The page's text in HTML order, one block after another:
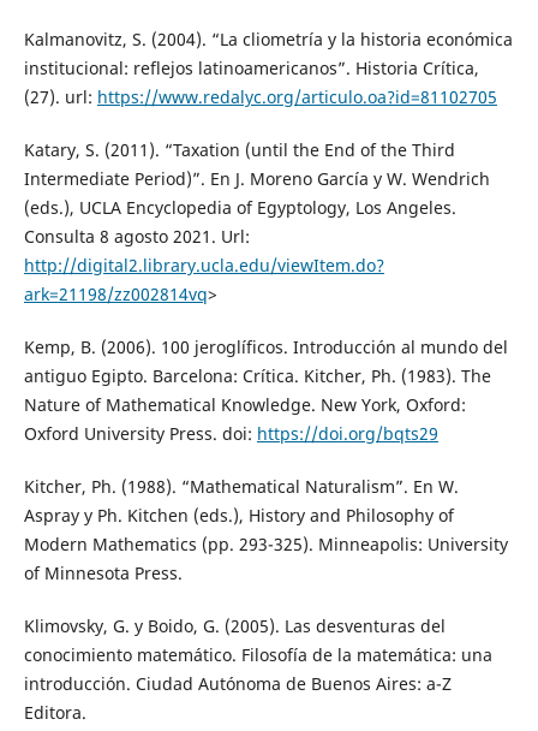
Kalmanovitz, S. (2004). “La cliometría y la historia económica
institucional: reflejos latinoamericanos”. Historia Crítica,
(27). url: https://www.redalyc.org/articulo.oa?id=81102705
Katary, S. (2011). “Taxation (until the End of the Third
Intermediate Period)”. En J. Moreno García y W. Wendrich
(eds.), UCLA Encyclopedia of Egyptology, Los Angeles.
Consulta 8 agosto 2021. Url:
http://digital2.library.ucla.edu/viewItem.do?
ark=21198/zz002814vq>
Kemp, B. (2006). 100 jeroglíficos. Introducción al mundo del
antiguo Egipto. Barcelona: Crítica. Kitcher, Ph. (1983). The
Nature of Mathematical Knowledge. New York, Oxford:
Oxford University Press. doi: https://doi.org/bqts29
Kitcher, Ph. (1988). “Mathematical Naturalism”. En W.
Aspray y Ph. Kitchen (eds.), History and Philosophy of
Modern Mathematics (pp. 293-325). Minneapolis: University
of Minnesota Press.
Klimovsky, G. y Boido, G. (2005). Las desventuras del
conocimiento matemático. Filosofía de la matemática: una
introducción. Ciudad Autónoma de Buenos Aires: a-Z
Editora.